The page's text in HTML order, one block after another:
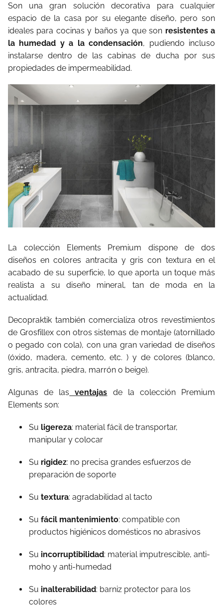
Son una gran solución decorativa para cualquier
espacio de la casa por su elegante diseño, pero son
ideales para cocinas y baños ya que son resistentes a
la humedad y a la condensación, pudiendo incluso
instalarse dentro de las cabinas de ducha por sus
propiedades de impermeabilidad.
La colección Elements Premium dispone de dos
diseños en colores antracita y gris con textura en el
acabado de su superficie, lo que aporta un toque más
realista a su diseño mineral, tan de moda en la
actualidad.
Decopraktik también comercializa otros revestimientos
de Grosfillex con otros sistemas de montaje (atornillado
o pegado con cola), con una gran variedad de diseños
(óxido, madera, cemento, etc. ) y de colores (blanco,
gris, antracita, piedra, marrón o beige).
Algunas de las ventajas de la colección Premium
Elements son:
Su ligereza: material fácil de transportar,
manipular y colocar
Su rigidez: no precisa grandes esfuerzos de
preparación de soporte
Su textura: agradabilidad al tacto
Su fácil mantenimiento: compatible con
productos higiénicos domésticos no abrasivos
Su incorruptibilidad: material imputrescible, anti-
moho y anti-humedad
Su inalterabilidad: barniz protector para los
colores